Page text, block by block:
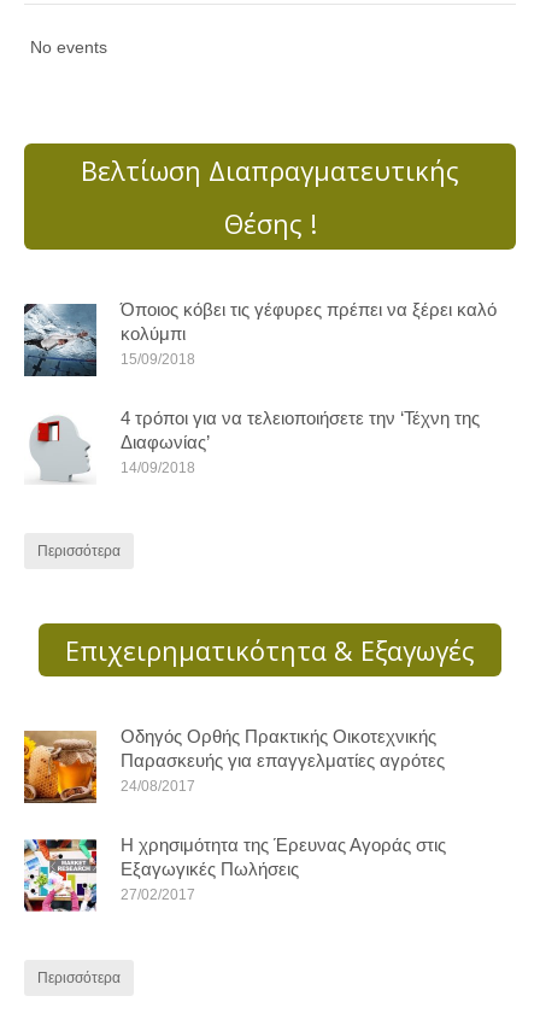
No events
Βελτίωση Διαπραγματευτικής
Θέσης !
Όποιος κόβει τις γέφυρες πρέπει να ξέρει καλό
κολύμπι
15/09/2018
4 τρόποι για να τελειοποιήσετε την ‘Τέχνη της
Διαφωνίας’
14/09/2018
Περισσότερα
Επιχειρηματικότητα & Εξαγωγές
Οδηγός Ορθής Πρακτικής Οικοτεχνικής
Παρασκευής για επαγγελματίες αγρότες
24/08/2017
Η χρησιμότητα της Έρευνας Αγοράς στις
Εξαγωγικές Πωλήσεις
27/02/2017
Περισσότερα